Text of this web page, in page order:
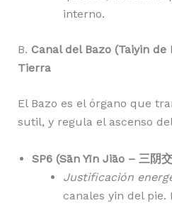
interno.
B. Canal del Bazo (Taiyin
Tierra
El Bazo es el órgano que
sutil, y regula el ascenso
SP6 (Sān Yīn Jiāo – 三阴
Justificación
canales yin del